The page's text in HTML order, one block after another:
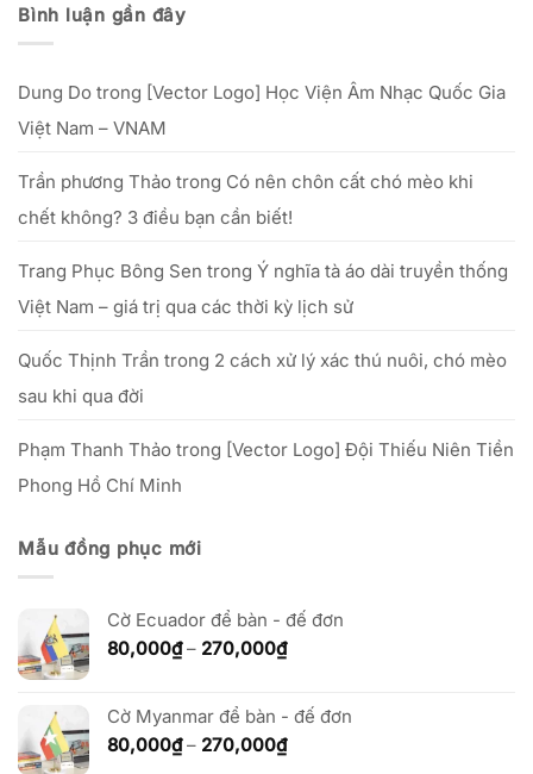
phụ
nữ
25/09
đến
20/10/2025
lễ
vật
Tổ
in
hiệu
quả
số
Bình luận gần đây
Dung Do trong [Vector Logo] Học Viện Âm Nhạc Quốc Gia
Việt Nam – VNAM
Trần phương Thảo trong Có nên chôn cất chó mèo khi
chết không? 3 điều bạn cần biết!
Trang Phục Bông Sen trong Ý nghĩa tà áo dài truyền thống
Việt Nam – giá trị qua các thời kỳ lịch sử
Quốc Thịnh Trần trong 2 cách xử lý xác thú nuôi, chó mèo
sau khi qua đời
Phạm Thanh Thảo trong [Vector Logo] Đội Thiếu Niên Tiền
Phong Hồ Chí Minh
Mẫu đồng phục mới
Cờ Ecuador để bàn - đế đơn
80,000₫ – 270,000₫Khoảng
80,000₫
đến
270,000₫
Cờ Myanmar để bàn - đế đơn
80,000₫ – 270,000₫Khoảng